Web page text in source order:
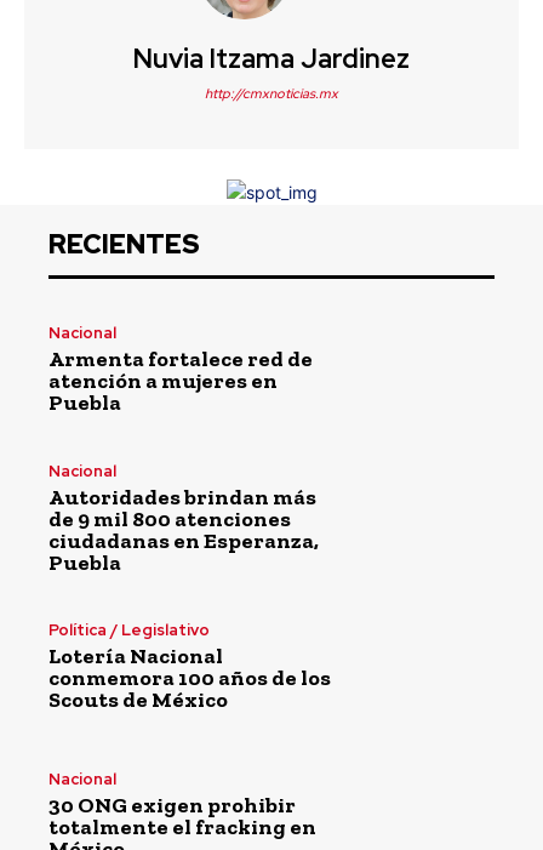
Nuvia Itzama Jardinez
http://cmxnoticias.mx
RECIENTES
Nacional
Armenta fortalece red de
atención a mujeres en
Puebla
Nacional
Autoridades brindan más
de 9 mil 800 atenciones
ciudadanas en Esperanza,
Puebla
Política / Legislativo
Lotería Nacional
conmemora 100 años de los
Scouts de México
Nacional
30 ONG exigen prohibir
totalmente el fracking en